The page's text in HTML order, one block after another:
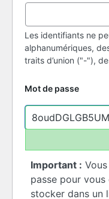
Les identifiants ne
alphanumériques,
traits d’union ("-"),
Mot de passe
Important :
passe pour vous
stocker dans un